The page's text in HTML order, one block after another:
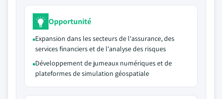
Opportunité
Expansion dans les secteurs de l'assurance, des
services financiers et de l'analyse des risques
Développement de jumeaux numériques et de
plateformes de simulation géospatiale